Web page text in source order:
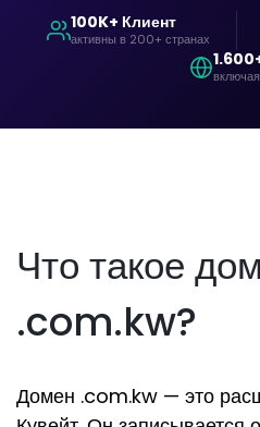
100K+ Клиент
активны в 200+ странах
Что такое
.com.kw?
Домен .com.kw — это